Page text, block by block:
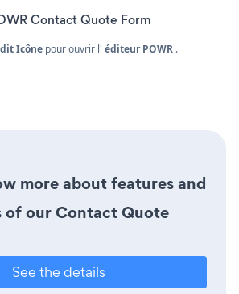
Contact Quote Form
Icône pour ouvrir l' éditeur POWR .
more about features and
of our Contact Quote
See the details